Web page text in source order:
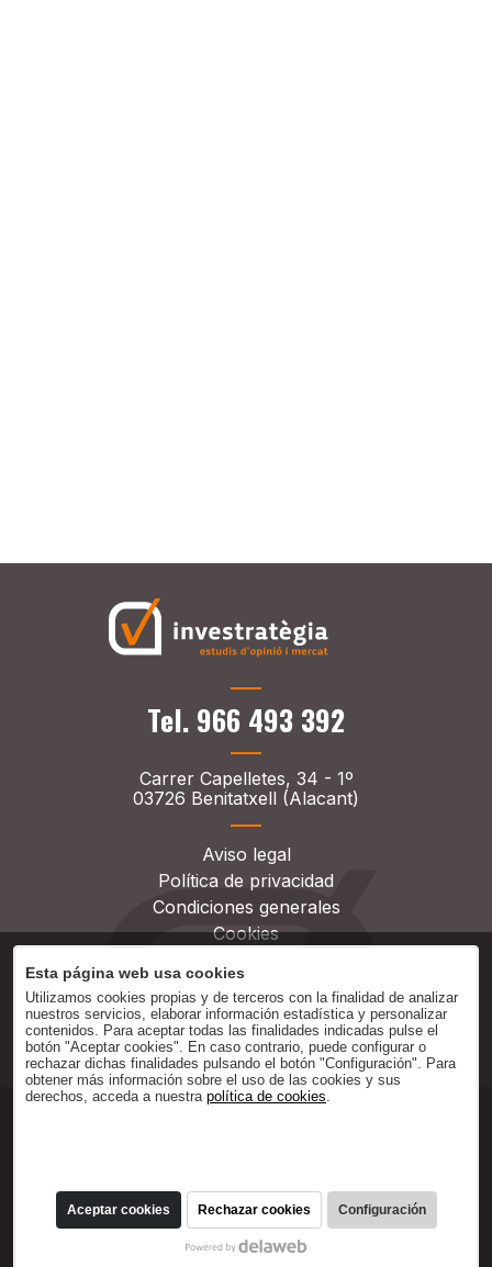
Tel. 966 493 392
Carrer Capelletes, 34 - 1º
03726 Benitatxell (Alacant)
Aviso legal
Política de privacidad
Condiciones generales
Cookies
Esta página web usa cookies
Utilizamos cookies propias y de terceros con la finalidad de analizar
nuestros servicios, elaborar información estadística y personalizar
contenidos. Para aceptar todas las finalidades indicadas pulse el
botón "Aceptar cookies". En caso contrario, puede configurar o
rechazar dichas finalidades pulsando el botón "Configuración". Para
obtener más información sobre el uso de las cookies y sus
derechos, acceda a nuestra política de cookies.
Aceptar cookies Rechazar cookies Configuración